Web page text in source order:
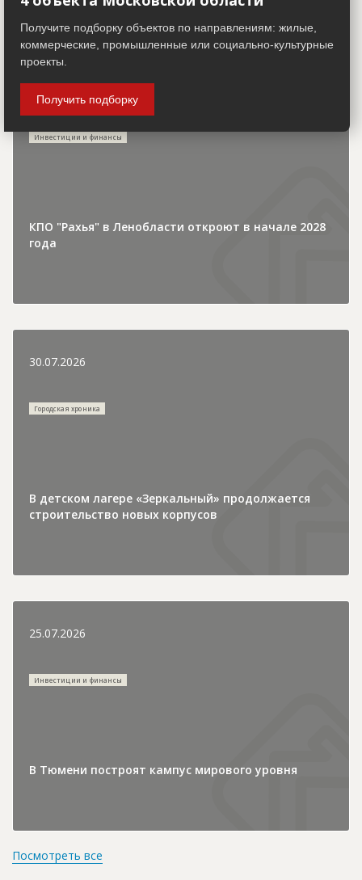
Инвестиции и финансы
КПО "Рахья" в Ленобласти откроют в начале 2028
года
30.07.2026
Городская хроника
В детском лагере «Зеркальный» продолжается
строительство новых корпусов
25.07.2026
Инвестиции и финансы
В Тюмени построят кампус мирового уровня
Посмотреть все
Получите подборку объектов по направлениям: жилые,
коммерческие, промышленные или социально-культурные
проекты.
Получить подборку